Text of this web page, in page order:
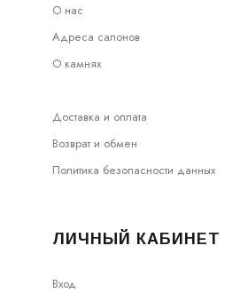
О нас
Адреса салонов
О камнях
Доставка и оплата
Возврат и обмен
Политика безопасности данных
ЛИЧНЫЙ КАБИНЕТ
Вход